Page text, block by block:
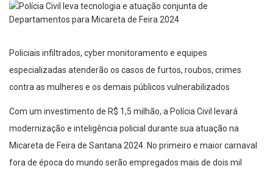
Policiais infiltrados, cyber monitoramento e equipes
especializadas atenderão os casos de furtos, roubos, crimes
contra as mulheres e os demais públicos vulnerabilizados
Com um investimento de R$ 1,5 milhão, a Polícia Civil levará
modernização e inteligência policial durante sua atuação na
Micareta de Feira de Santana 2024. No primeiro e maior carnaval
fora de época do mundo serão empregados mais de dois mil